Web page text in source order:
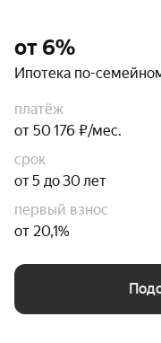
от 6%
Ипотека по-
платёж
от 50 176 ₽/мес.
срок
от 5 до 30 лет
первый взнос
от 20,1%